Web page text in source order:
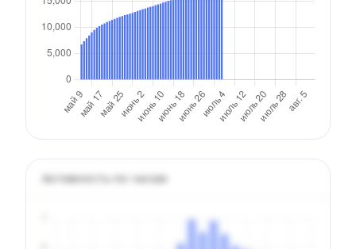
Активность по часам